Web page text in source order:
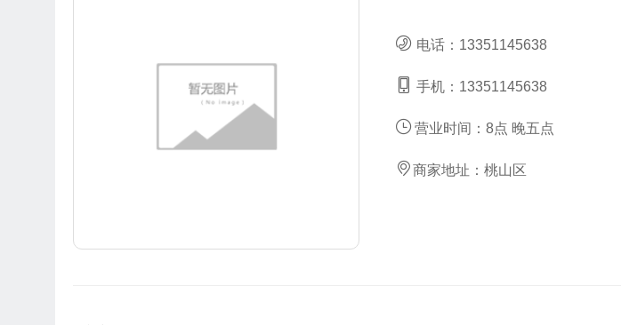
电话： 13351145638
手机： 13351145638
营业时间： 8点 晚五点
商家地址： 桃山区